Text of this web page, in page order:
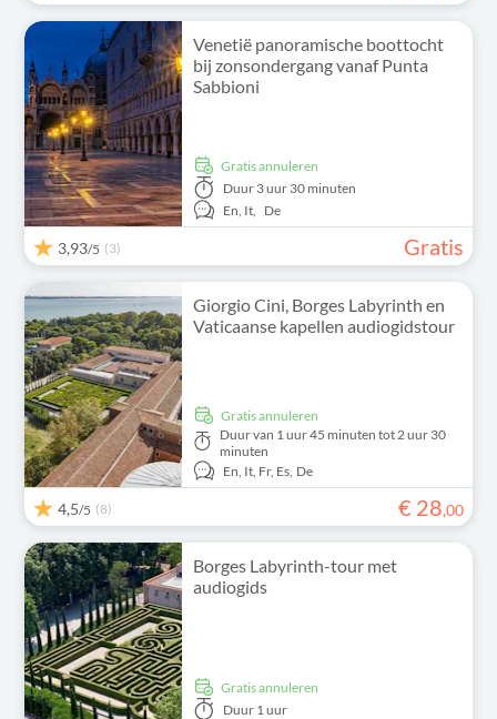
Venetië panoramische boottocht
bij zonsondergang vanaf Punta
Sabbioni
Gratis annuleren
Duur 3 uur 30 minuten
En, It, De
3,93/5 (3) Gratis
Giorgio Cini, Borges Labyrinth en
Vaticaanse kapellen audiogidstour
Gratis annuleren
Duurvan 1 uur 45 minuten tot 2 uur 30
minuten
En, It, Fr, Es, De
4,5/5 (8) € 28,00
Borges Labyrinth-tour met
audiogids
Gratis annuleren
Duur 1 uur